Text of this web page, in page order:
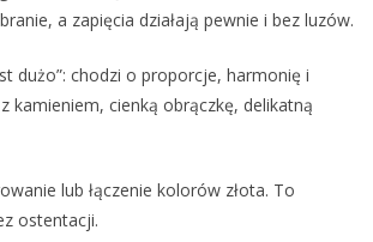
a zapięcia działają pewnie i bez luzów.
dużo”: chodzi o proporcje, harmonię i
kamieniem, cienką obrączkę, delikatną
lub łączenie kolorów złota. To
ostentacji.